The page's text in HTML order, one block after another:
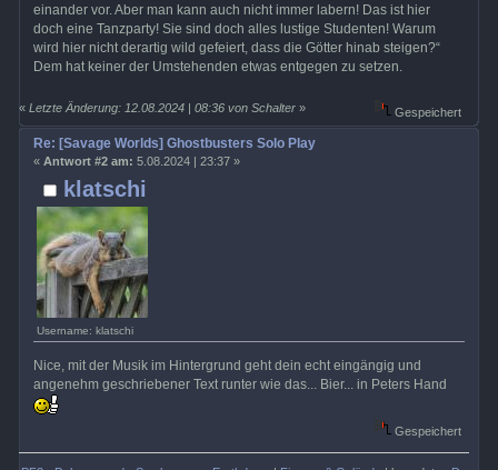
einander vor. Aber man kann auch nicht immer labern! Das ist hier
doch eine Tanzparty! Sie sind doch alles lustige Studenten! Warum
wird hier nicht derartig wild gefeiert, dass die Götter hinab steigen?“
Dem hat keiner der Umstehenden etwas entgegen zu setzen.
«Letzte Änderung: 12.08.2024 | 08:36 von Schalter » Gespeichert
klatschi
Username: klatschi
Re: [Savage Worlds] Ghostbusters Solo Play
« Antwort #2 am: 5.08.2024 | 23:37 »
Nice, mit der Musik im Hintergrund geht dein echt eingängig und
angenehm geschriebener Text runter wie das... Bier... in Peters Hand
Gespeichert